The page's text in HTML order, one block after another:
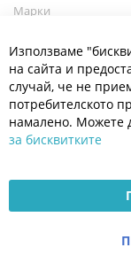
Марки
Полезно
Общи условия
Политика за
Платформа за OPC
Доставка и плащане
Използваме
на сайта и
случай, че не
потребителското
намалено. Можете
за бисквитките